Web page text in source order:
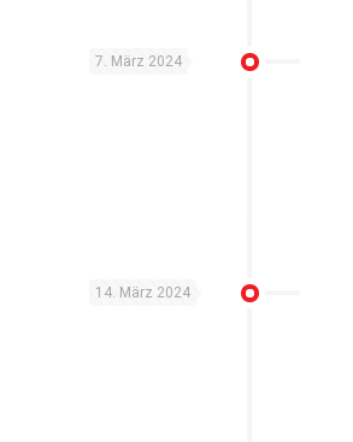
7. März 2024
14. März 2024